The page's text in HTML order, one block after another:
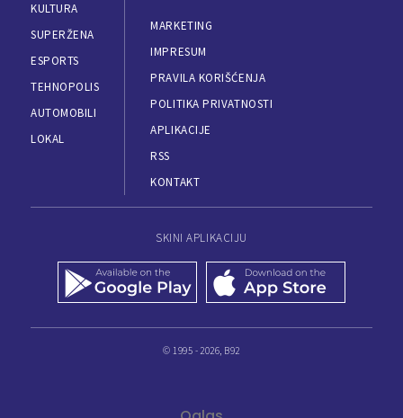
KULTURA
SUPERŽENA
ESPORTS
TEHNOPOLIS
AUTOMOBILI
LOKAL
MARKETING
IMPRESUM
PRAVILA KORIŠĆENJA
POLITIKA PRIVATNOSTI
APLIKACIJE
RSS
KONTAKT
SKINI APLIKACIJU
© 1995 - 2026, B92